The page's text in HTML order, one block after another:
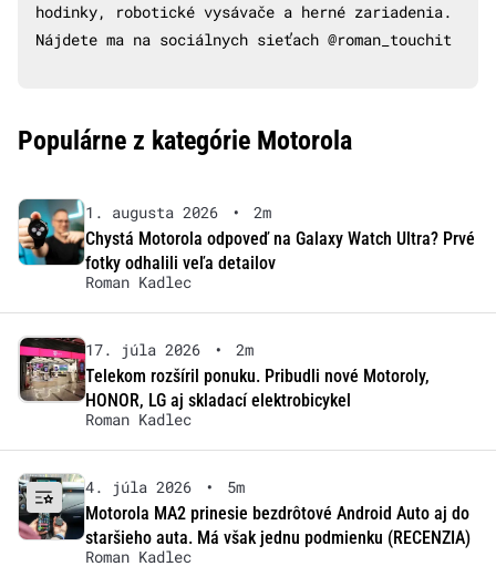
hodinky, robotické vysávače a herné zariadenia.
Nájdete ma na sociálnych sieťach @roman_touchit
Populárne z kategórie Motorola
1. augusta 2026 •
2m
Chystá Motorola odpoveď na Galaxy Watch Ultra? Prvé
fotky odhalili veľa detailov
Roman Kadlec
17. júla 2026 •
2m
Telekom rozšíril ponuku. Pribudli nové Motoroly,
HONOR, LG aj skladací elektrobicykel
Roman Kadlec
4. júla 2026 •
5m
Motorola MA2 prinesie bezdrôtové Android Auto aj do
staršieho auta. Má však jednu podmienku (RECENZIA)
Roman Kadlec